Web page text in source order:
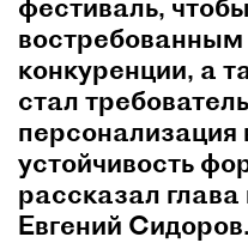
фестиваль,
востребованным
конкуренции, а
стал
персонализация
устойчивость
рассказал
Евгений Сидоров.